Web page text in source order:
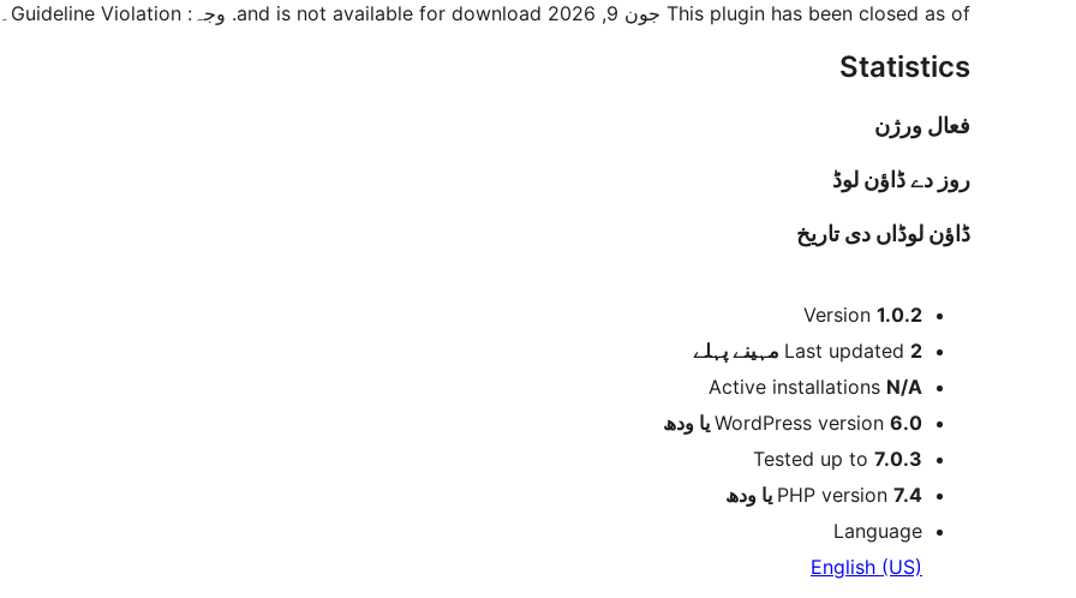
This plugin has been closed as of جون 9, 2026 and is not available for download. وجہ: Guideline Violation۔
Statistics
فعال ورژن
روز دے ڈاؤن لوڈ
ڈاؤن لوڈاں دی تاریخ
میٹا Version 1.0.2
Last updated 2 مہینے
پہلے
Active installations N/A
WordPress version 6.0 یا ودھ
Tested up to 7.0.3
PHP version 7.4 یا ودھ
Language
English (US)